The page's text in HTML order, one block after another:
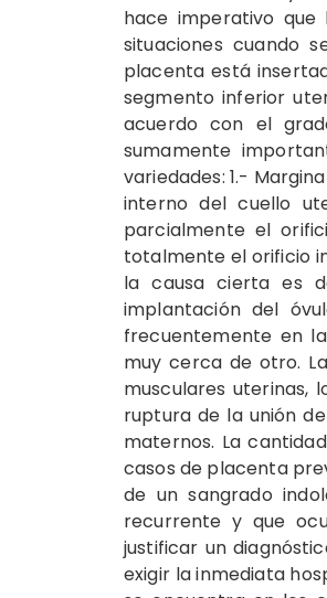
hace imperativo que
situaciones cuando
placenta está
segmento inferior
acuerdo con el
sumamente
variedades: 1.-
interno del cuello
parcialmente el
totalmente el orificio
la causa cierta es
implantación del
frecuentemente en
muy cerca de otro.
musculares uterinas,
ruptura de la unión
maternos. La
casos de placenta
de un sangrado
recurrente y que
justificar un
exigir la inmediata